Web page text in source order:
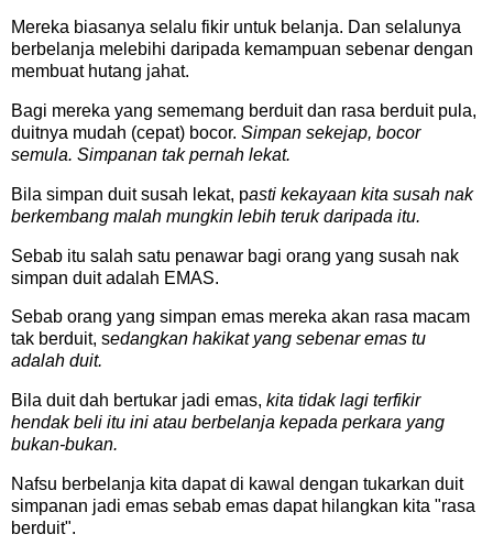
Mereka biasanya selalu fikir untuk belanja. Dan selalunya
berbelanja melebihi daripada kemampuan sebenar dengan
membuat hutang jahat.
Bagi mereka yang sememang berduit dan rasa berduit pula,
duitnya mudah (cepat) bocor. Simpan sekejap, bocor
semula. Simpanan tak pernah lekat.
Bila simpan duit susah lekat, pasti kekayaan kita susah nak
berkembang malah mungkin lebih teruk daripada itu.
Sebab itu salah satu penawar bagi orang yang susah nak
simpan duit adalah EMAS.
Sebab orang yang simpan emas mereka akan rasa macam
tak berduit, sedangkan hakikat yang sebenar emas tu
adalah duit.
Bila duit dah bertukar jadi emas, kita tidak lagi terfikir
hendak beli itu ini atau berbelanja kepada perkara yang
bukan-bukan.
Nafsu berbelanja kita dapat di kawal dengan tukarkan duit
simpanan jadi emas sebab emas dapat hilangkan kita "rasa
berduit".